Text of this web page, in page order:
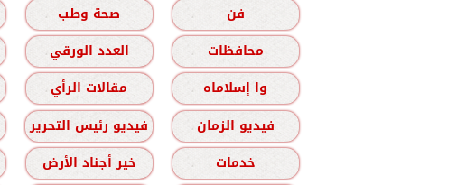
فن
صحة وطب
محافظات
العدد الورقي
وا إسلاماه
مقالات الرأي
فيديو الزمان
فيديو رئيس التحرير
خدمات
خير أجناد الأرض